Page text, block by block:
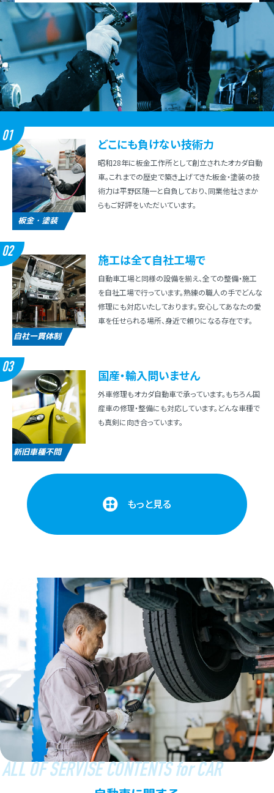
01
板金・塗装
どこにも負けない技術⼒
昭和28年に板⾦⼯作所として創⽴されたオカダ⾃動
⾞。これまでの歴史で築き上げてきた板⾦・塗装の技
術⼒は平野区随⼀と⾃負しており、同業他社さまか
らもご好評をいただいています。
02
自社一貫体制
施⼯は全て⾃社⼯場で
⾃動⾞⼯場と同様の設備を揃え、全ての整備・施⼯
を⾃社⼯場で⾏っています。熟練の職⼈の⼿でどんな
修理にも対応いたしております。安⼼してあなたの愛
⾞を任せられる場所、⾝近で頼りになる存在です。
03
新旧車種不問
国産・輸⼊問いません
外⾞修理もオカダ⾃動⾞で承っています。もちろん国
産⾞の修理・整備にも対応しています。どんな⾞種で
も真剣に向き合っています。
もっと見る
ALL OF SERVISE CONTENTS for CAR